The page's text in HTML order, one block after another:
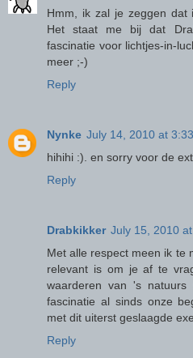
Hmm, ik zal je zeggen dat
Het staat me bij dat
fascinatie voor lichtjes-in-
meer ;-)
Reply
Nynke July 14, 2010 at
hihihi :). en sorry voor de
Reply
Drabkikker July 15, 2010
Met alle respect meen ik te
relevant is om je af te
waarderen van 's natuurs
fascinatie al sinds onze
met dit uiterst geslaagde
Reply